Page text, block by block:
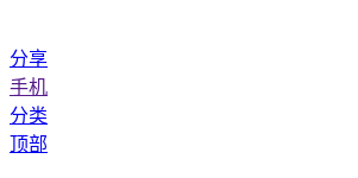
分享
手机
分类
顶部